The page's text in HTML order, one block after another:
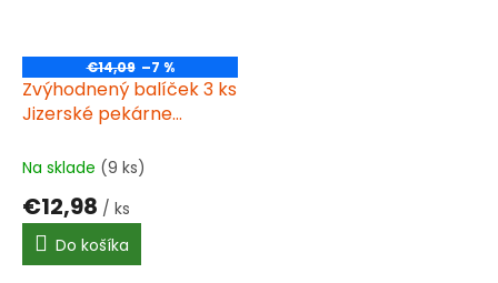
€14,09 –7 %
Zvýhodnený balíček 3 ks
Jizerské pekárne
bezlepková univerzálna
Na sklade (9 ks)
€12,98 / ks
Do košíka